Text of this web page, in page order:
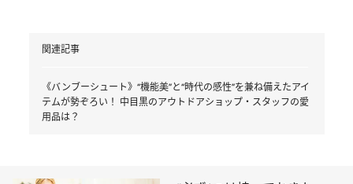
関連記事
《バンブーシュート》“機能美”と“時代の感性”を兼ね備えたアイ
テムが勢ぞろい！ 中目黒のアウトドアショップ・スタッフの愛
用品は？